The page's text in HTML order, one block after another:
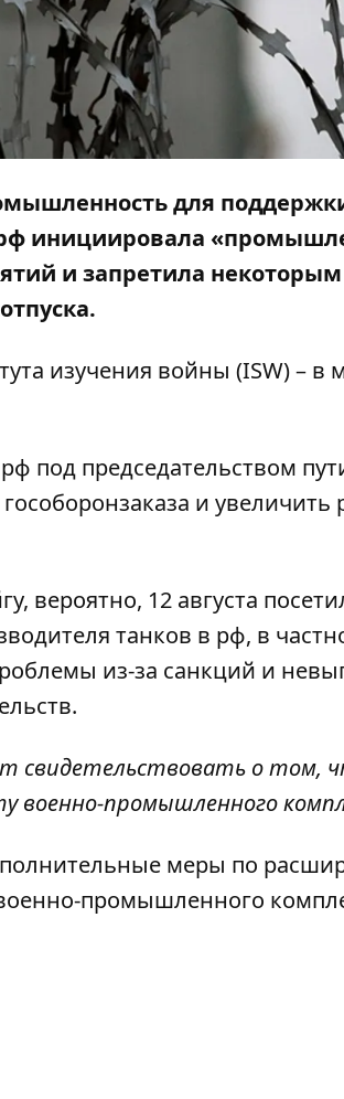
для
инициировала
и запретила
изучения войны (ISW) – в
под председательством
и увеличить
вероятно, 12 августа
танков в рф, в
из-за санкций и
свидетельствовать о том,
промышленного
меры по
промышленного